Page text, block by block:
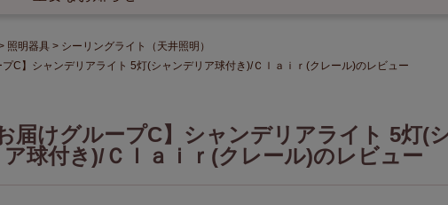
照明器具
シーリングライト（天井照明）
プC】シャンデリアライト 5灯(シャンデリア球付き)/Ｃｌａｉｒ(クレール)のレビュー
届けグループC】シャンデリアライト 5灯(
ア球付き)/Ｃｌａｉｒ(クレール)のレビュー